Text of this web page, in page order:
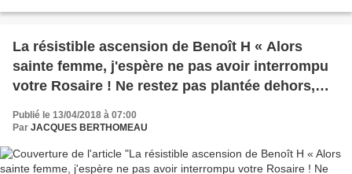
La résistible ascension de Benoît H « Alors
sainte femme, j'espère ne pas avoir interrompu
votre Rosaire ! Ne restez pas plantée dehors,
entrez donc dans ce lieu de perdition... » (73)
Publié le 13/04/2018 à 07:00
Par JACQUES BERTHOMEAU